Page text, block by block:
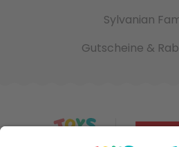
Sylvanian
Gutscheine &